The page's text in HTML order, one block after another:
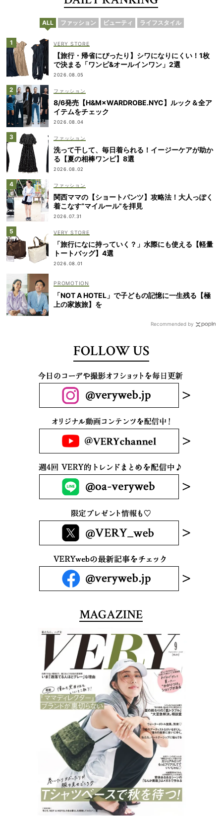
ALL ファッション ビューティ ライフスタイル
VERY STORE
【旅行・帰省にぴったり】シワになりにくい！1枚
で決まる「ワンピ&オールインワン」2選
2026.08.05
ファッション
8/6発売【H&M×WARDROBE.NYC】ルック＆全ア
イテムをチェック
2026.08.04
ファッション
洗って干して、毎日着られる！イージーケアが助か
る【夏の相棒ワンピ】8選
2026.08.02
ファッション
関西ママの【ショートパンツ】攻略法！大人っぽく
着こなす“マイルール”を拝見
2026.07.31
VERY STORE
「旅行になに持っていく？」水際にも使える【軽量
トートバッグ】4選
2026.08.01
「NOT A HOTEL」で子どもの記憶に一生残る【極
上の家族旅】を
Recommended by
FOLLOW US
MAGAZINE